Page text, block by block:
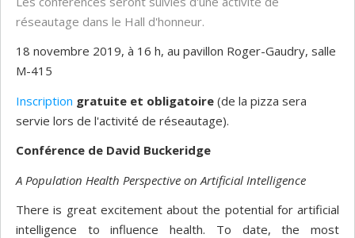
réseautage dans le Hall d'honneur.
18 novembre 2019, à 16 h, au pavillon Roger-Gaudry, salle
M-415
Inscription gratuite et obligatoire (de la pizza sera
servie lors de l'activité de réseautage).
Conférence de David Buckeridge
A Population Health Perspective on Artificial Intelligence
There is great excitement about the potential for artificial
intelligence to influence health. To date, the most